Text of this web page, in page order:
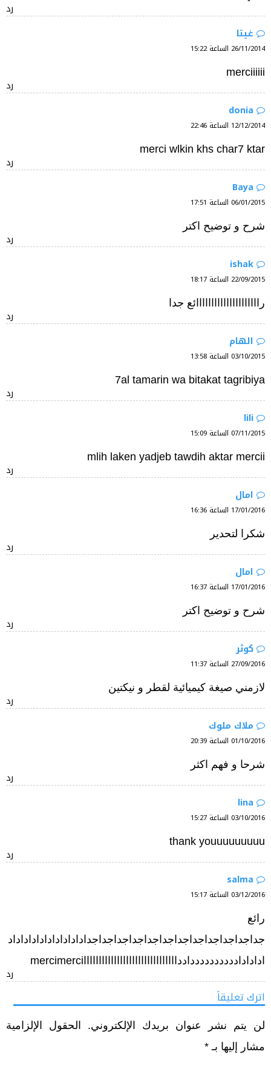
رد
غيتا
26/11/2014 الساعة 15:22
merciiiiii
رد
donia
12/12/2014 الساعة 22:46
merci wlkin khs char7 ktar
رد
Baya
06/01/2015 الساعة 17:51
شرح و توضيح اكتر
رد
ishak
22/09/2015 الساعة 18:17
رااااااااااااااااااااائع جدا
رد
الهام
03/10/2015 الساعة 13:58
7al tamarin wa bitakat tagribiya
رد
lili
07/11/2015 الساعة 15:09
mlih laken yadjeb tawdih aktar mercii
رد
امال
17/01/2016 الساعة 16:36
شكرا لتحدير
رد
امال
17/01/2016 الساعة 16:37
شرح و توضيح اكتر
رد
كوثر
27/09/2016 الساعة 11:37
لازمني صيغة كيميائية لقطر و نيكتين
رد
ملاك ملوك
01/10/2016 الساعة 20:39
شرحا و فهم اكثر
رد
lina
03/10/2016 الساعة 15:27
thank youuuuuuuuu
رد
salma
03/12/2016 الساعة 15:17
رائع
جداجداجداجداجداجداجداجداجداجداجداجداداداداداداداداداداد
اداداداددددددددددادداااااااااااااااااااااااااااااااmercimerci
رد
اترك تعليقاً
لن يتم نشر عنوان بريدك الإلكتروني.
الحقول الإلزامية
مشار إليها بـ*